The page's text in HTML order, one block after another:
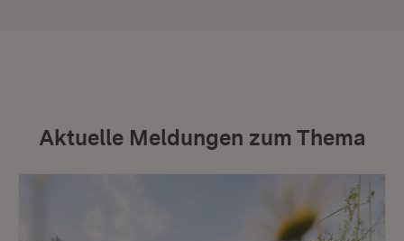
Aktuelle Meldungen zum Thema